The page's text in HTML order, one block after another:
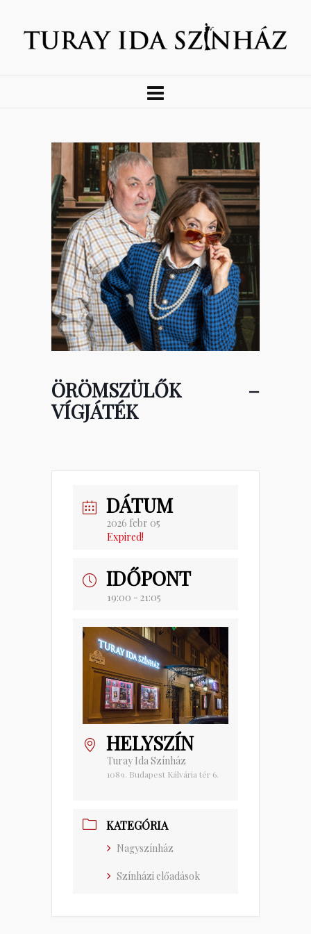
ÖRÖMSZÜLŐK –
VÍGJÁTÉK
DÁTUM
2026 febr 05
Expired!
IDŐPONT
19:00 - 21:05
HELYSZÍN
Turay Ida Színház
1089. Budapest Kálvária tér 6.
KATEGÓRIA
Nagyszínház
Színházi előadások